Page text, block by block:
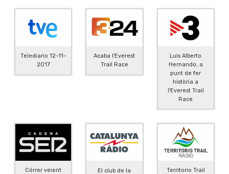
Telediario 12-11-
2017
Acaba l'Everest
Trail Race
Luis Alberto
Hernando, a
punt de fer
història a
l'Everest Trail
Race
Córrer veient
El club de la
Territorio Trail